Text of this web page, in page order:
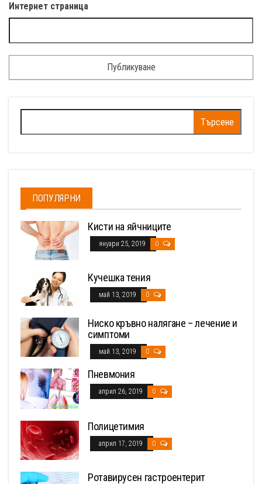
Интернет страница
за:
ПОПУЛЯРНИ
Кисти на яйчниците
януари 25, 2019 0
Кучешка тения
май 13, 2019 0
Ниско кръвно налягане – лечение и
симптоми
май 13, 2019 0
Пневмония
април 26, 2019 0
Полицетимия
април 17, 2019 0
Ротавирусен гастроентерит